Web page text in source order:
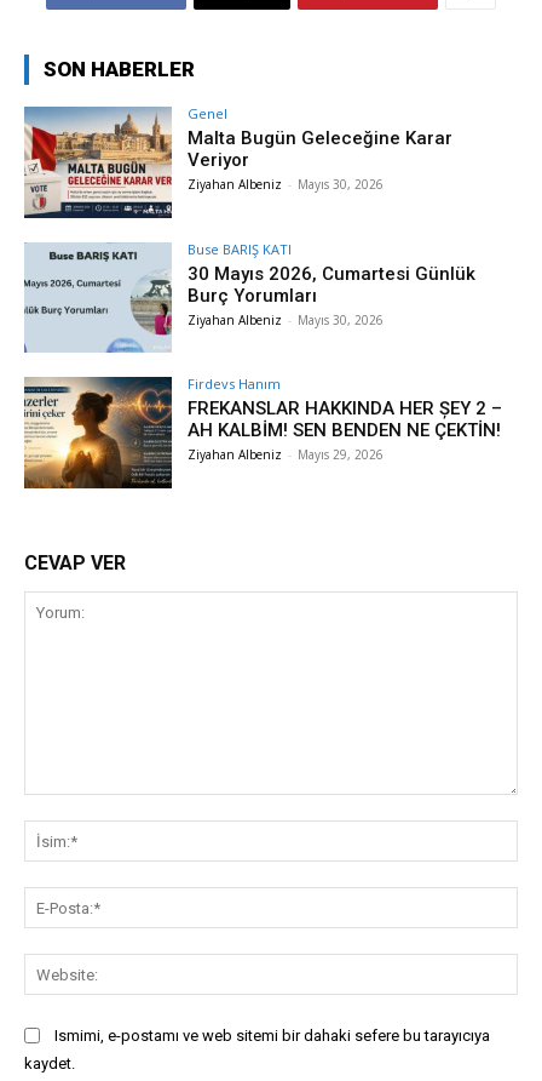
SON HABERLER
Genel
Malta Bugün Geleceğine Karar
Veriyor
Ziyahan Albeniz - Mayıs 30, 2026
Buse BARIŞ KATI
30 Mayıs 2026, Cumartesi Günlük
Burç Yorumları
Ziyahan Albeniz - Mayıs 30, 2026
Firdevs Hanım
FREKANSLAR HAKKINDA HER ȘEY 2 –
AH KALBİM! SEN BENDEN NE ÇEKTİN!
Ziyahan Albeniz - Mayıs 29, 2026
CEVAP VER
Ismimi, e-postamı ve web sitemi bir dahaki sefere bu tarayıcıya
kaydet.